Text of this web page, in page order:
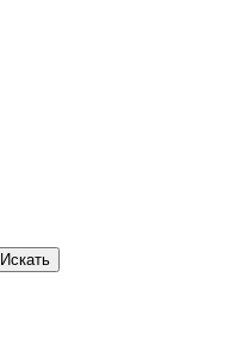
Искать